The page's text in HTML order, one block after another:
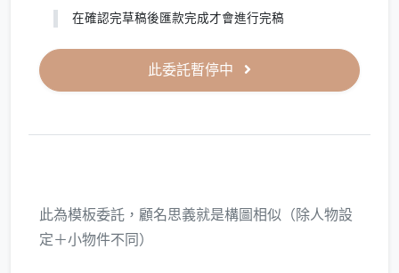
在確認完草稿後匯款完成才會進行完稿
此委託暫停中
此為模板委託，顧名思義就是構圖相似（除人物設
定＋小物件不同）